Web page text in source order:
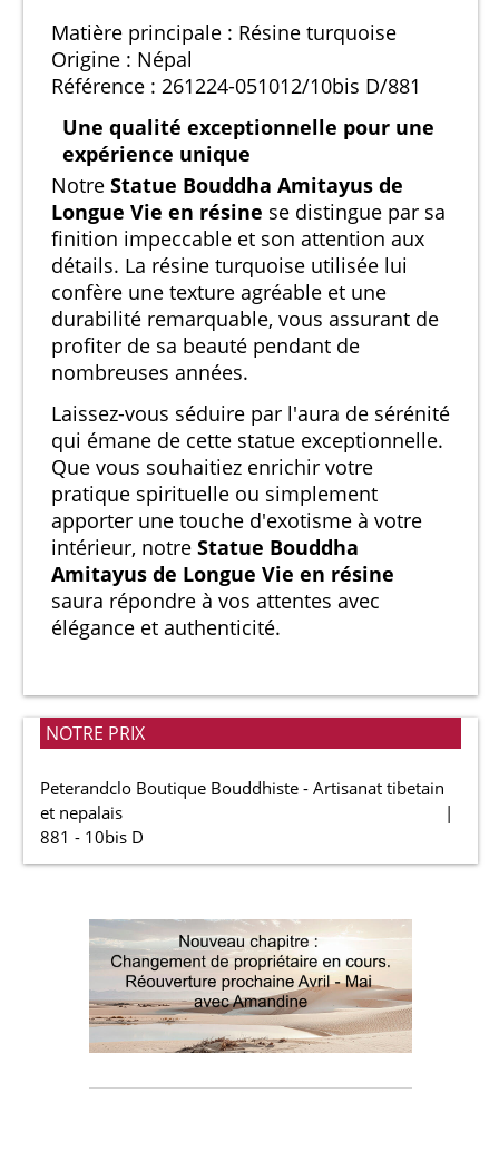
Matière principale : Résine turquoise
Origine : Népal
Référence : 261224-051012/10bis D/881
Une qualité exceptionnelle pour une
expérience unique
Notre Statue Bouddha Amitayus de
Longue Vie en résine se distingue par sa
finition impeccable et son attention aux
détails. La résine turquoise utilisée lui
confère une texture agréable et une
durabilité remarquable, vous assurant de
profiter de sa beauté pendant de
nombreuses années.
Laissez-vous séduire par l'aura de sérénité
qui émane de cette statue exceptionnelle.
Que vous souhaitiez enrichir votre
pratique spirituelle ou simplement
apporter une touche d'exotisme à votre
intérieur, notre Statue Bouddha
Amitayus de Longue Vie en résine
saura répondre à vos attentes avec
élégance et authenticité.
NOTRE PRIX
Peterandclo Boutique Bouddhiste - Artisanat tibetain
et nepalais
881 - 10bis D